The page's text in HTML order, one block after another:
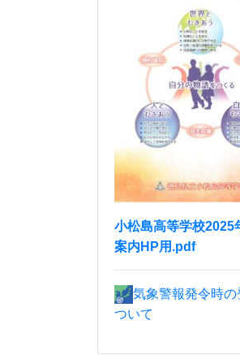
小松島高等学校2025
案内HP用.pdf
気象警報発令時の
ついて